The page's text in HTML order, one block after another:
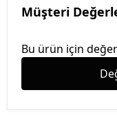
Müşteri
Bu ürün için